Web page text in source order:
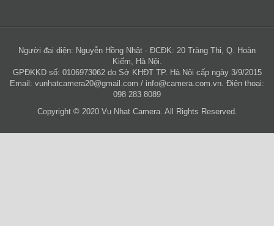
Người đại diện: Nguyễn Hồng Nhật - ĐCĐK: 20 Tràng Thi, Q. Hoàn
Kiếm, Hà Nội.
GPĐKKD số: 0106973062 do Sở KHĐT TP. Hà Nội cấp ngày 3/9/2015
Email: vunhatcamera20@gmail.com / info@camera.com.vn . Điện thoại:
098 283 8089
Copyright © 2020 Vu Nhat Camera. All Rights Reserved.